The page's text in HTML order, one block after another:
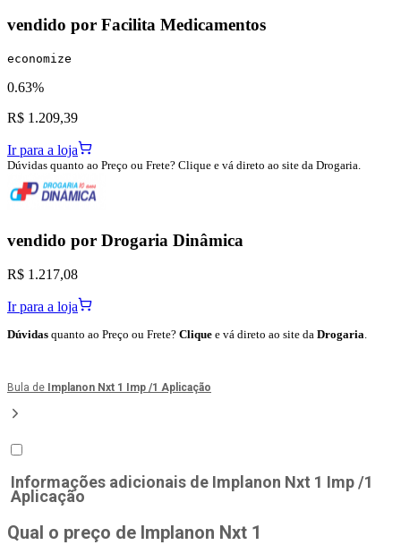
vendido por Facilita Medicamentos
economize
0.63%
R$ 1.209,39
Ir para a loja
Dúvidas quanto ao Preço ou Frete? Clique e vá direto ao site da Drogaria.
vendido por Drogaria Dinâmica
R$ 1.217,08
Ir para a loja
Dúvidas quanto ao Preço ou Frete? Clique e vá direto ao site da Drogaria
Bula de Implanon Nxt 1 Imp /1 Aplicação
Informações adicionais de Implanon Nxt 1 Imp /1
Aplicação
Qual o preço de Implanon Nxt 1